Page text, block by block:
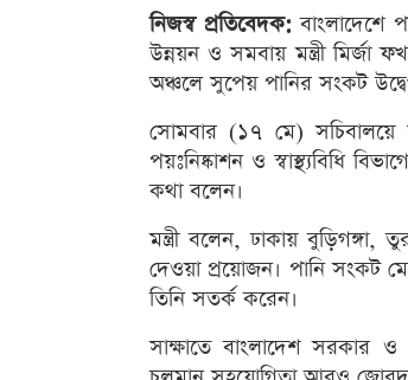
নিজস্ব প্রতিবেদক: বাংলাদেশে
উন্নয়ন ও সমবায় মন্ত্রী মির্জা
অঞ্চলে সুপেয় পানির সংকট
সোমবার (১৭ মে) সচিবালয়ে
পয়ঃনিষ্কাশন ও স্বাস্থ্যবিধি
কথা বলেন।
মন্ত্রী বলেন, ঢাকায়
দেওয়া প্রয়োজন। পানি সংকট
তিনি সতর্ক করেন।
সাক্ষাতে বাংলাদেশ সরকার ও